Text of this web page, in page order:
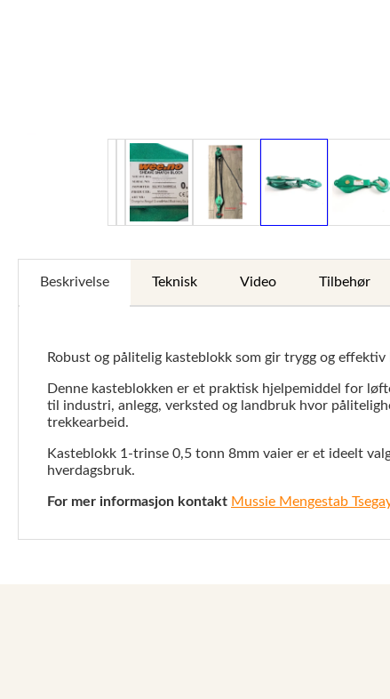
Beskrivelse Teknisk Video Tilbehør
Robust og pålitelig kasteblokk som gir trygg og
Denne kasteblokken er et praktisk hjelpemiddel for
til industri, anlegg, verksted og landbruk hvor
trekkearbeid.
Kasteblokk 1-trinse 0,5 tonn 8mm vaier er et ideelt
hverdagsbruk.
For mer informasjon kontakt Mussie Mengestab